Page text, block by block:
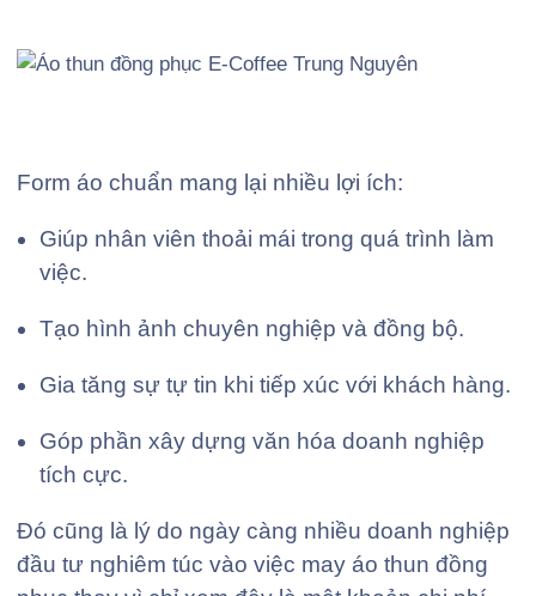
Form áo chuẩn mang lại nhiều lợi ích:
Giúp nhân viên thoải mái trong quá trình làm
việc.
Tạo hình ảnh chuyên nghiệp và đồng bộ.
Gia tăng sự tự tin khi tiếp xúc với khách hàng.
Góp phần xây dựng văn hóa doanh nghiệp
tích cực.
Đó cũng là lý do ngày càng nhiều doanh nghiệp
đầu tư nghiêm túc vào việc may áo thun đồng